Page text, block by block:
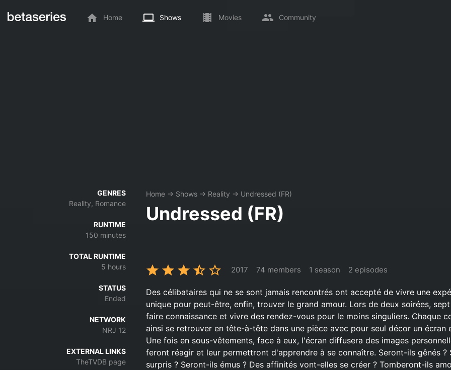
Home Shows Movies Community
GENRES
Reality, Romance
RUNTIME
150 minutes
TOTAL RUNTIME
5 hours
STATUS
Ended
NETWORK
NRJ 12
EXTERNAL LINKS
TheTVDB page
Home → Shows → Reality → Undressed (FR)
Undressed (FR)
2017 74 members 1 season 2 episodes
Des célibataires qui ne se sont jamais rencontrés ont accepté de vivre une
unique pour peut-être, enfin, trouver le grand amour. Lors de deux soirées,
faire connaissance et vivre des rendez-vous pour le moins singuliers. Chaque
ainsi se retrouver en tête-à-tête dans une pièce avec pour seul décor un écran
Une fois en sous-vêtements, face à eux, l'écran diffusera des images
feront réagir et leur permettront d'apprendre à se connaître. Seront-ils gênés ?
surpris ? Seront-ils émus ? Des affinités vont-elles se créer ? Tomberont-ils